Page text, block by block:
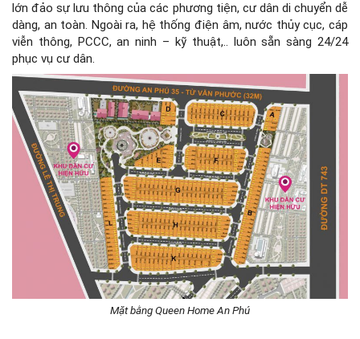
lớn đảo sự lưu thông của các phương tiện, cư dân di chuyển dễ
dàng, an toàn. Ngoài ra, hệ thống điện âm, nước thủy cục, cáp
viễn thông, PCCC, an ninh – kỹ thuật,.. luôn sẵn sàng 24/24
phục vụ cư dân.
Mặt bằng Queen Home An Phú